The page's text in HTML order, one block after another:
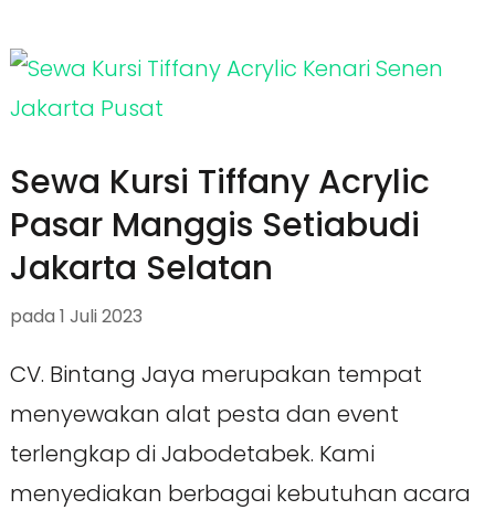
Sewa Kursi Tiffany Acrylic
Pasar Manggis Setiabudi
Jakarta Selatan
pada 1 Juli 2023
CV. Bintang Jaya merupakan tempat
menyewakan alat pesta dan event
terlengkap di Jabodetabek. Kami
menyediakan berbagai kebutuhan acara